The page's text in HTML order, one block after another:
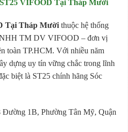
VIFOOD Tại Tháp Mười
Tại Tháp Mười thuộc hệ thống
TM DV VIFOOD – đơn vị
toàn TP.HCM. Với nhiều năm
dựng uy tín vững chắc trong lĩnh
biệt là ST25 chính hãng Sóc
1B, Phường Tân Mỹ, Quận